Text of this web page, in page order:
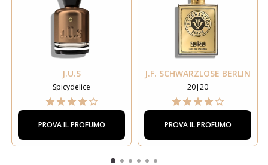
J.U.S
Spicydelice
PROVA IL PROFUMO
J.F. SCHWARZLOSE BERLIN
20|20
PROVA IL PROFUMO